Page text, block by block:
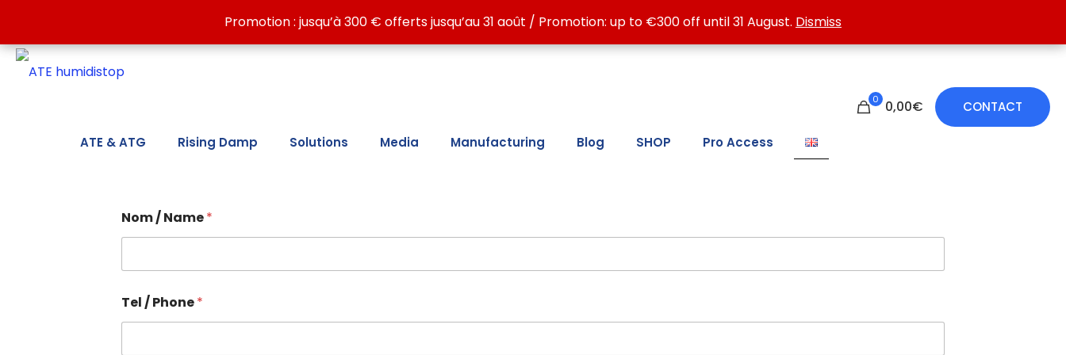
Discover our wall-drying solutions against dampness: ATE LC15, ATE LC30, ATE MAX, ATG LC15 and ATG LC30, for treating damp walls.
ATE & ATG Rising Damp Solutions Media Manufacturing Blog SHOP Pro Access
0 0,00€ CONTACT
Nom / Name*
Tel / Phone*
Promotion : jusqu’à 300 € offerts jusqu’au 31 août / Promotion: up to €300 off until 31 August. Dismiss
Promotion : jusqu’à 300 € offerts jusqu’au 31 août / Promotion: up to €300 off until 31 August. Dismiss